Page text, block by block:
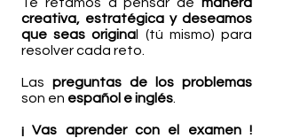
creativa, estratégica y deseamos
que seas origina l (tú mismo) para
resolver cada reto.
Las preguntas de los problemas
son en español e inglés
¡ Vas aprender con el examen !